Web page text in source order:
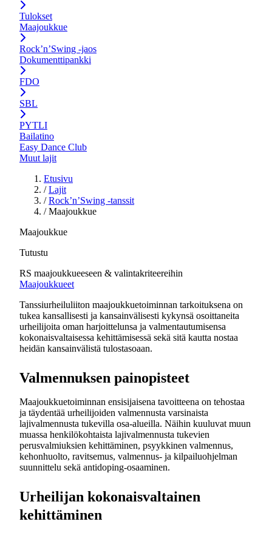
Tulokset
Maajoukkue
Rock’n’Swing -jaos
Dokumenttipankki
FDO
SBL
PYTLI
Bailatino
Easy Dance Club
Muut lajit
Etusivu
/ Lajit
/ Rock’n’Swing -tanssit
/ Maajoukkue
Maajoukkue
Tutustu
RS maajoukkueeseen & valintakriteereihin
Maajoukkueet
Tanssiurheiluliiton maajoukkuetoiminnan tarkoituksena on
tukea kansallisesti ja kansainvälisesti kykynsä osoittaneita
urheilijoita oman harjoittelunsa ja valmentautumisensa
kokonaisvaltaisessa kehittämisessä sekä sitä kautta nostaa
heidän kansainvälistä tulostasoaan.
Valmennuksen painopisteet
Maajoukkuetoiminnan ensisijaisena tavoitteena on tehostaa
ja täydentää urheilijoiden valmennusta varsinaista
lajivalmennusta tukevilla osa-alueilla. Näihin kuuluvat muun
muassa henkilökohtaista lajivalmennusta tukevien
perusvalmiuksien kehittäminen, psyykkinen valmennus,
kehonhuolto, ravitsemus, valmennus- ja kilpailuohjelman
suunnittelu sekä antidoping-osaaminen.
Urheilijan kokonaisvaltainen
kehittäminen